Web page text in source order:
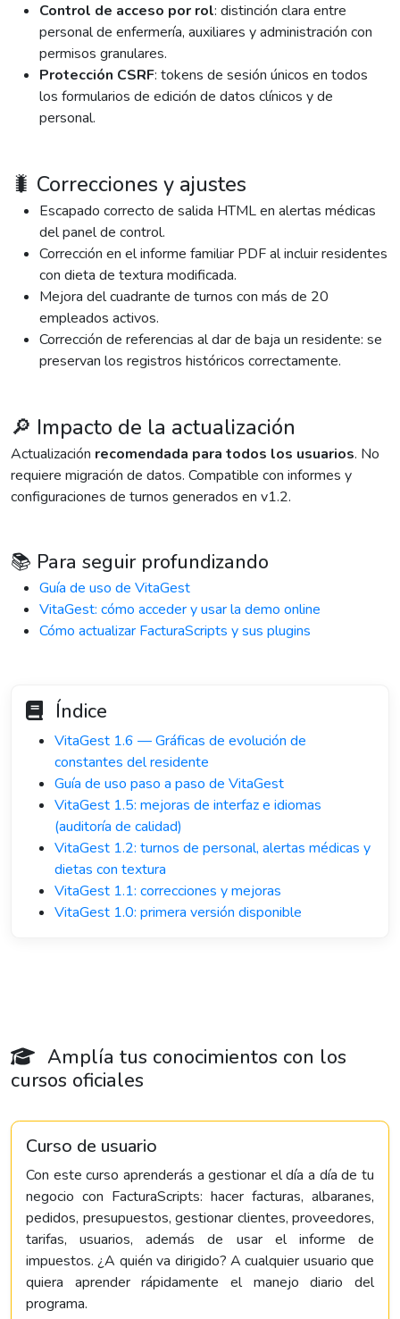
Control de acceso por rol: distinción clara entre
personal de enfermería, auxiliares y administración con
permisos granulares.
Protección CSRF: tokens de sesión únicos en todos
los formularios de edición de datos clínicos y de
personal.
🐛 Correcciones y ajustes
Escapado correcto de salida HTML en alertas médicas
del panel de control.
Corrección en el informe familiar PDF al incluir residentes
con dieta de textura modificada.
Mejora del cuadrante de turnos con más de 20
empleados activos.
Corrección de referencias al dar de baja un residente: se
preservan los registros históricos correctamente.
🔎 Impacto de la actualización
Actualización recomendada para todos los usuarios. No
requiere migración de datos. Compatible con informes y
configuraciones de turnos generados en v1.2.
📚 Para seguir profundizando
Guía de uso de VitaGest
VitaGest: cómo acceder y usar la demo online
Cómo actualizar FacturaScripts y sus plugins
Índice
VitaGest 1.6 — Gráficas de evolución de
constantes del residente
Guía de uso paso a paso de VitaGest
VitaGest 1.5: mejoras de interfaz e idiomas
(auditoría de calidad)
VitaGest 1.2: turnos de personal, alertas médicas y
dietas con textura
VitaGest 1.1: correcciones y mejoras
VitaGest 1.0: primera versión disponible
Amplía tus conocimientos con los
cursos oficiales
Curso de usuario
Con este curso aprenderás a gestionar el día a día de tu
negocio con FacturaScripts: hacer facturas, albaranes,
pedidos, presupuestos, gestionar clientes, proveedores,
tarifas, usuarios, además de usar el informe de
impuestos. ¿A quién va dirigido? A cualquier usuario que
quiera aprender rápidamente el manejo diario del
programa.